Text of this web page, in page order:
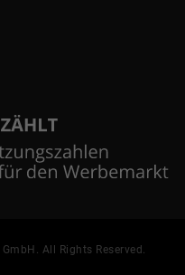
All Rights Reserved.